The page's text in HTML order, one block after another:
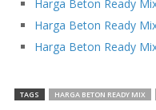
Harga Beton Ready
Harga Beton Ready
Harga Beton Ready
TAGS HARGA BETON READY MIX